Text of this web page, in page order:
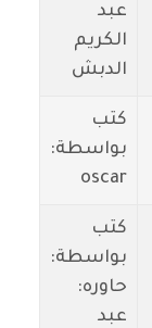
عبد
الكريم
الدبش
كتب
بواسطة:
oscar
كتب
بواسطة:
حاوره:
عبد